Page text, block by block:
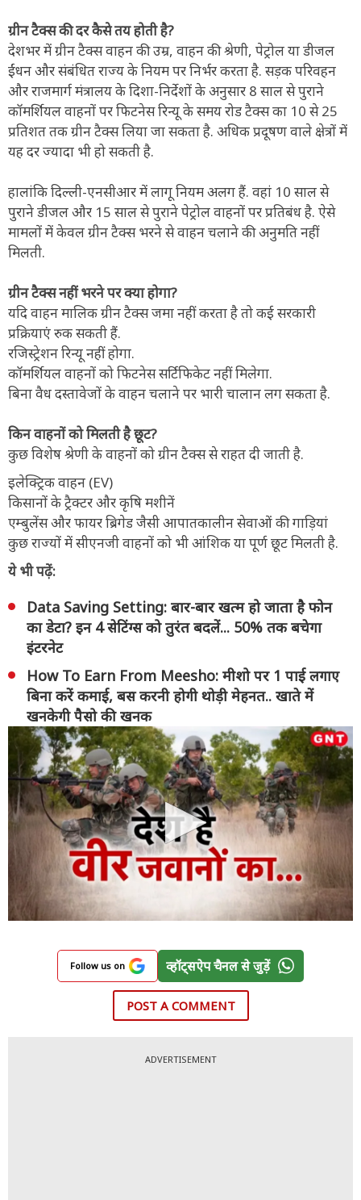
ग्रीन टैक्स की दर कैसे तय होती है?
देशभर में ग्रीन टैक्स वाहन की उम्र, वाहन की श्रेणी, पेट्रोल या डीजल
ईंधन और संबंधित राज्य के नियम पर निर्भर करता है. सड़क परिवहन
और राजमार्ग मंत्रालय के दिशा-निर्देशों के अनुसार 8 साल से पुराने
कॉमर्शियल वाहनों पर फिटनेस रिन्यू के समय रोड टैक्स का 10 से 25
प्रतिशत तक ग्रीन टैक्स लिया जा सकता है. अधिक प्रदूषण वाले क्षेत्रों में
यह दर ज्यादा भी हो सकती है.
हालांकि दिल्ली-एनसीआर में लागू नियम अलग हैं. वहां 10 साल से
पुराने डीजल और 15 साल से पुराने पेट्रोल वाहनों पर प्रतिबंध है. ऐसे
मामलों में केवल ग्रीन टैक्स भरने से वाहन चलाने की अनुमति नहीं
मिलती.
ग्रीन टैक्स नहीं भरने पर क्या होगा?
यदि वाहन मालिक ग्रीन टैक्स जमा नहीं करता है तो कई सरकारी
प्रक्रियाएं रुक सकती हैं.
रजिस्ट्रेशन रिन्यू नहीं होगा.
कॉमर्शियल वाहनों को फिटनेस सर्टिफिकेट नहीं मिलेगा.
बिना वैध दस्तावेजों के वाहन चलाने पर भारी चालान लग सकता है.
किन वाहनों को मिलती है छूट?
कुछ विशेष श्रेणी के वाहनों को ग्रीन टैक्स से राहत दी जाती है.
इलेक्ट्रिक वाहन (EV)
किसानों के ट्रैक्टर और कृषि मशीनें
एम्बुलेंस और फायर ब्रिगेड जैसी आपातकालीन सेवाओं की गाड़ियां
कुछ राज्यों में सीएनजी वाहनों को भी आंशिक या पूर्ण छूट मिलती है.
ये भी पढ़ें:
Data Saving Setting: बार-बार खत्म हो जाता है फोन
का डेटा? इन 4 सेटिंग्स को तुरंत बदलें... 50% तक बचेगा
इंटरनेट
How To Earn From Meesho: मीशो पर 1 पाई लगाए
बिना करें कमाई, बस करनी होगी थोड़ी मेहनत.. खाते में
खनकेगी पैसो की खनक
Follow us on व्हॉट्सऐप चैनल से जुड़ें
POST A COMMENT
ADVERTISEMENT